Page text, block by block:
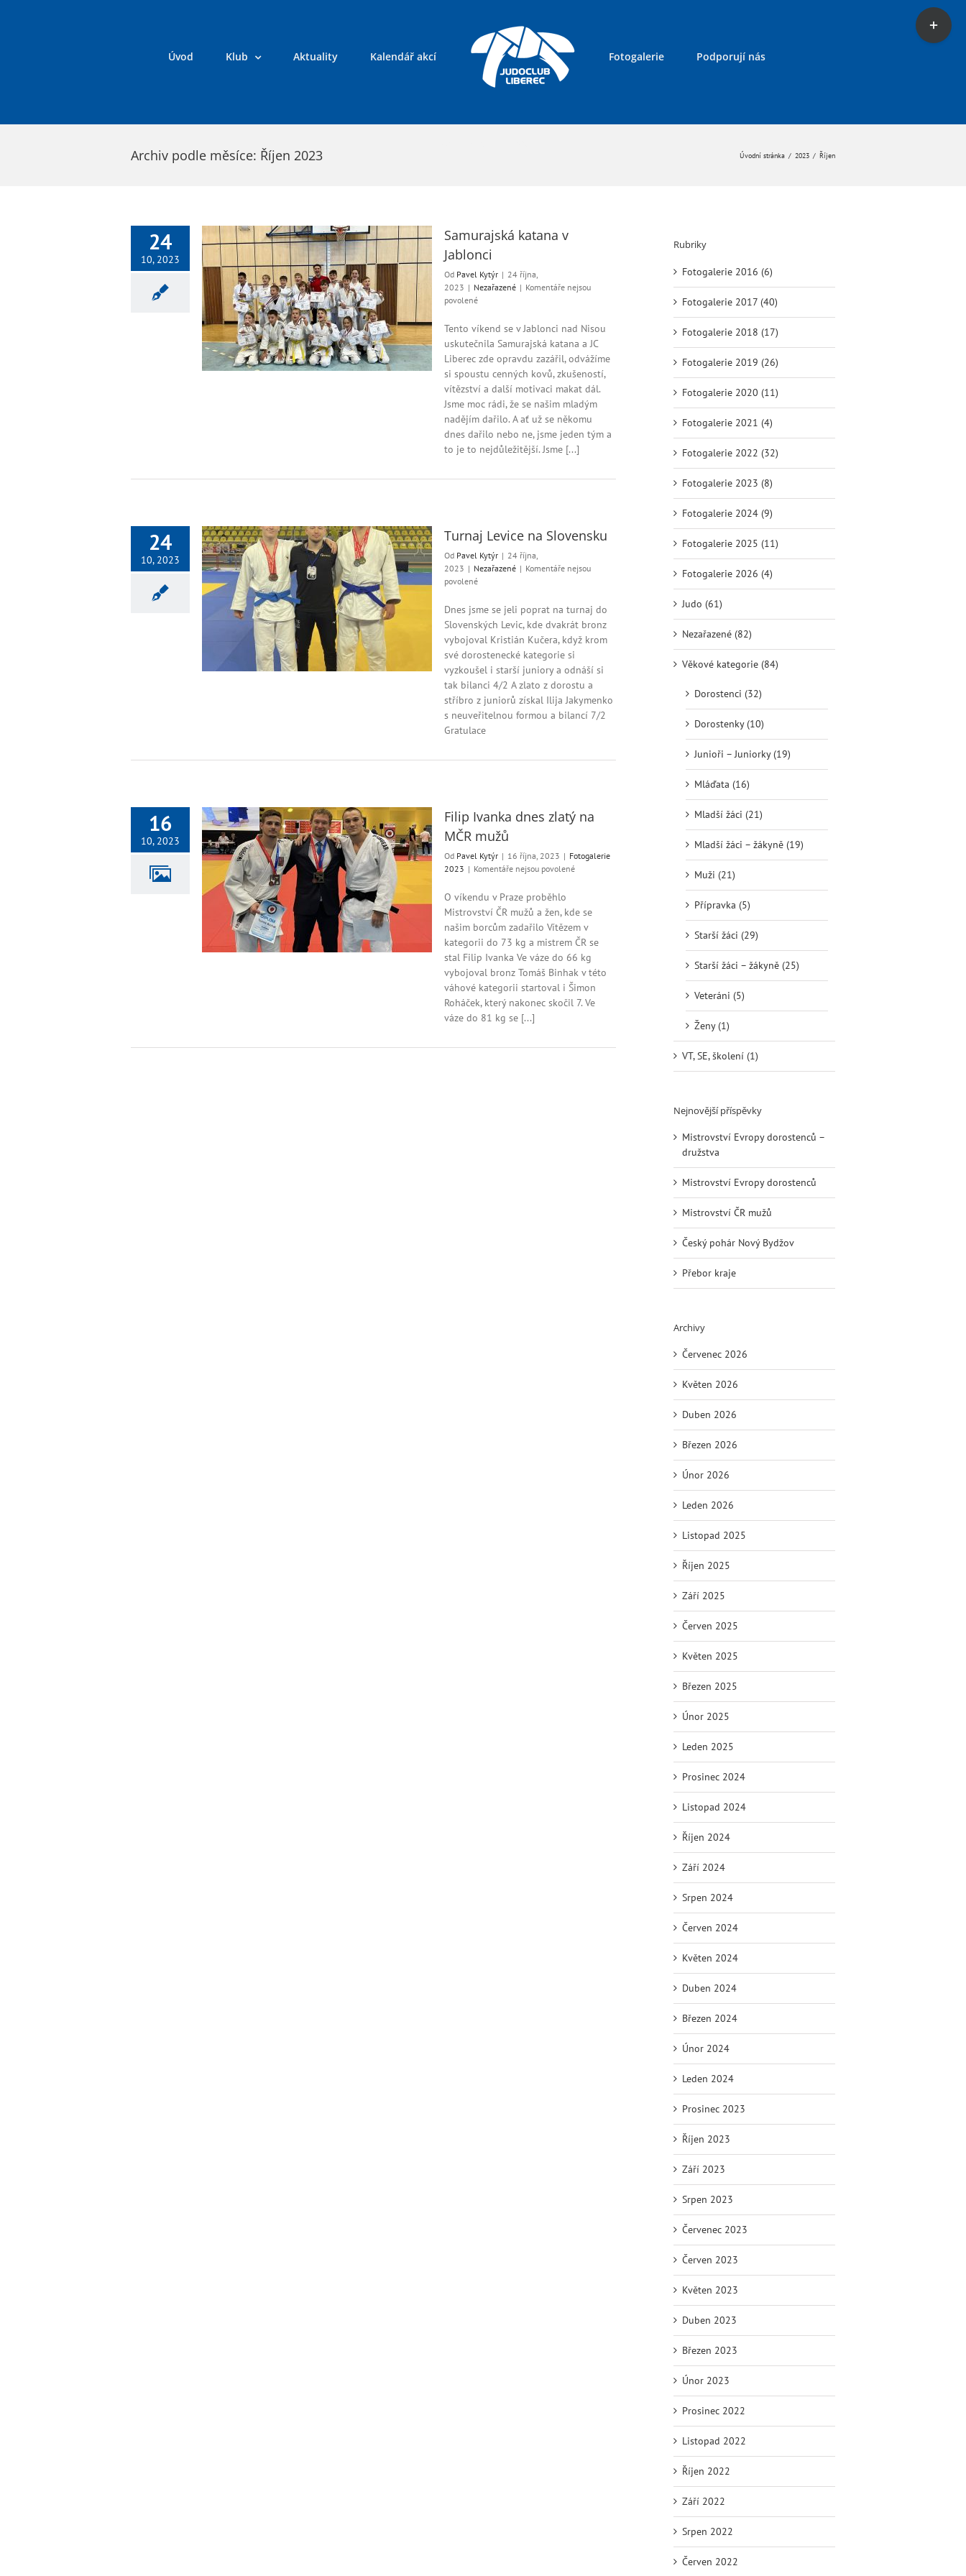
Úvod Klub Aktuality Kalendář akcí Fotogalerie Podporují nás
Archiv podle měsíce: Říjen 2023 Úvodní stránka / 2023 / Říjen
24
10, 2023
Samurajská katana v
Jablonci
Od Pavel Kytýr | 24 října,
2023 | Nezařazené | Komentáře nejsou
povolenéu
s
názvem
katana
v
Jablonci
Tento víkend se v Jablonci nad Nisou
uskutečnila Samurajská katana a JC
Liberec zde opravdu zazářil, odvážíme
si spoustu cenných kovů, zkušeností,
vítězství a další motivaci makat dál.
Jsme moc rádi, že se našim mladým
nadějím dařilo. A ať už se někomu
dnes dařilo nebo ne, jsme jeden tým a
to je to nejdůležitější. Jsme [...]
24
10, 2023
Turnaj Levice na Slovensku
Od Pavel Kytýr | 24 října,
2023 | Nezařazené | Komentáře nejsou
povolenéu
s
názvem
Turnaj
Levice
na
Slovensku
Dnes jsme se jeli poprat na turnaj do
Slovenských Levic, kde dvakrát bronz
vybojoval Kristián Kučera, když krom
své dorostenecké kategorie si
vyzkoušel i starší juniory a odnáší si
tak bilanci 4/2 A zlato z dorostu a
stříbro z juniorů získal Ilija Jakymenko
s neuveřitelnou formou a bilancí 7/2
Gratulace
16
10, 2023
Filip Ivanka dnes zlatý na
MČR mužů
Od Pavel Kytýr | 16 října, 2023 | Fotogalerie
2023 | Komentáře nejsou povolenéu
Ivanka
dnes
zlatý
na
MČR
mužů
O víkendu v Praze proběhlo
Mistrovství ČR mužů a žen, kde se
našim borcům zadařilo Vítězem v
kategorii do 73 kg a mistrem ČR se
stal Filip Ivanka Ve váze do 66 kg
vybojoval bronz Tomáš Binhak v této
váhové kategorii startoval i Šimon
Roháček, který nakonec skočil 7. Ve
váze do 81 kg se [...]
Rubriky
Fotogalerie 2016 (6)
Fotogalerie 2017 (40)
Fotogalerie 2018 (17)
Fotogalerie 2019 (26)
Fotogalerie 2020 (11)
Fotogalerie 2021 (4)
Fotogalerie 2022 (32)
Fotogalerie 2023 (8)
Fotogalerie 2024 (9)
Fotogalerie 2025 (11)
Fotogalerie 2026 (4)
Judo (61)
Nezařazené (82)
Věkové kategorie (84)
Dorostenci (32)
Dorostenky (10)
Junioři – Juniorky (19)
Mláďata (16)
Mladší žáci (21)
Mladší žáci – žákyně (19)
Muži (21)
Přípravka (5)
Starší žáci (29)
Starší žáci – žákyně (25)
Veteráni (5)
Ženy (1)
VT, SE, školení (1)
Nejnovější příspěvky
Mistrovství Evropy dorostenců –
družstva
Mistrovství Evropy dorostenců
Mistrovství ČR mužů
Český pohár Nový Bydžov
Přebor kraje
Archivy
Červenec 2026
Květen 2026
Duben 2026
Březen 2026
Únor 2026
Leden 2026
Listopad 2025
Říjen 2025
Září 2025
Červen 2025
Květen 2025
Březen 2025
Únor 2025
Leden 2025
Prosinec 2024
Listopad 2024
Říjen 2024
Září 2024
Srpen 2024
Červen 2024
Květen 2024
Duben 2024
Březen 2024
Únor 2024
Leden 2024
Prosinec 2023
Říjen 2023
Září 2023
Srpen 2023
Červenec 2023
Červen 2023
Květen 2023
Duben 2023
Březen 2023
Únor 2023
Prosinec 2022
Listopad 2022
Říjen 2022
Září 2022
Srpen 2022
Červen 2022
Toggle
Sliding
Bar